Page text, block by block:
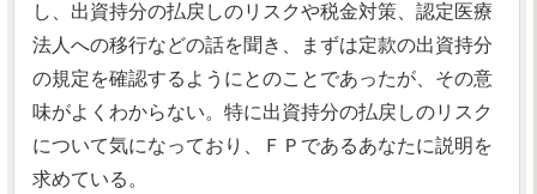
し、出資持分の払戻しのリスクや税金対策、認定医療
法人への移行などの話を聞き、まずは定款の出資持分
の規定を確認するようにとのことであったが、その意
味がよくわからない。特に出資持分の払戻しのリスク
について気になっており、ＦＰであるあなたに説明を
求めている。